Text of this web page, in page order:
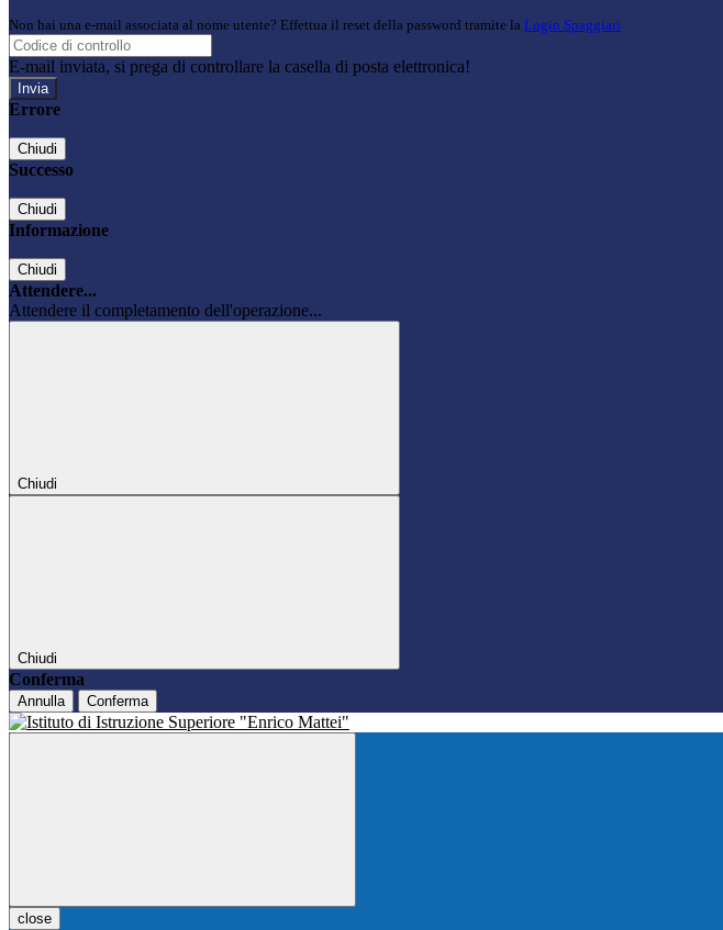
Non hai una e-mail associata al nome utente? Effettua il reset della password tramite la Login Spaggiari
E-mail inviata, si prega di controllare la casella di posta elettronica!
Errore
Chiudi
Successo
Chiudi
Informazione
Chiudi
Attendere...
Attendere il completamento dell'operazione...
Chiudi
Chiudi
Conferma
Annulla Conferma
close